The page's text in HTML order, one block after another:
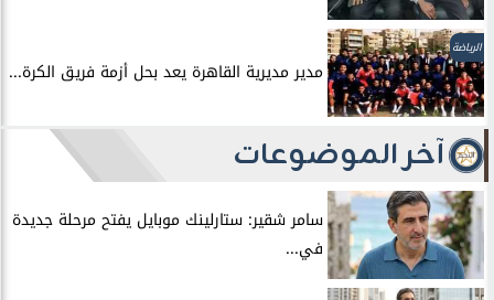
الرياضة
مدير مديرية القاهرة يعد بحل أزمة فريق الكرة...
آخر الموضوعات
سامر شقير: ستارلينك موبايل يفتح مرحلة جديدة
في...